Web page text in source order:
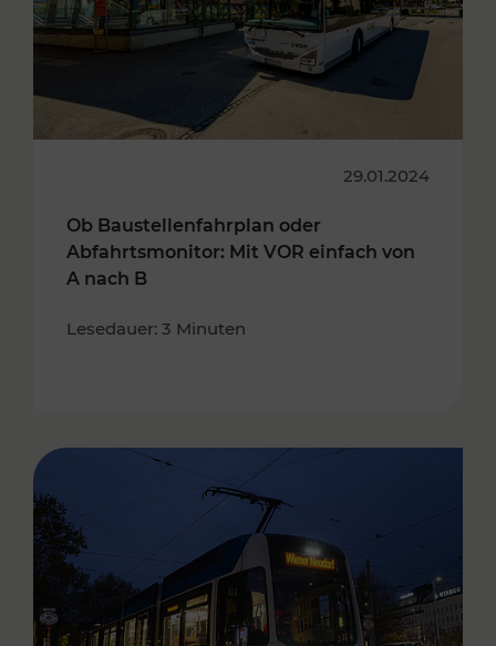
29.01.2024
Ob Baustellenfahrplan oder
Abfahrtsmonitor: Mit VOR einfach von
A nach B
Lesedauer: 3 Minuten